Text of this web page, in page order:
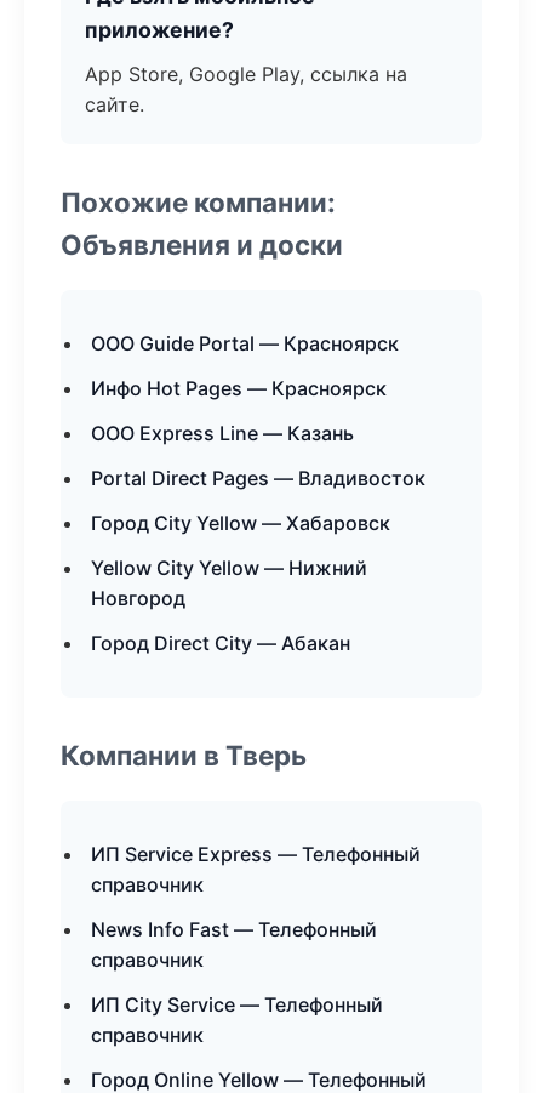
приложение?
App Store, Google Play, ссылка на
сайте.
Похожие компании:
Объявления и доски
ООО Guide Portal — Красноярск
Инфо Hot Pages — Красноярск
ООО Express Line — Казань
Portal Direct Pages — Владивосток
Город City Yellow — Хабаровск
Yellow City Yellow — Нижний
Новгород
Город Direct City — Абакан
Компании в Тверь
ИП Service Express — Телефонный
справочник
News Info Fast — Телефонный
справочник
ИП City Service — Телефонный
справочник
Город Online Yellow — Телефонный